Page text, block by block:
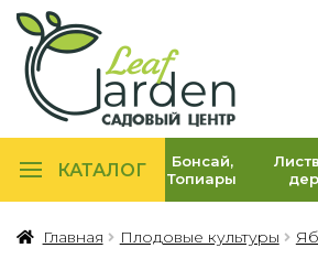
КАТАЛОГ
Бонсай,
Топиары
Главная Плодовые культуры